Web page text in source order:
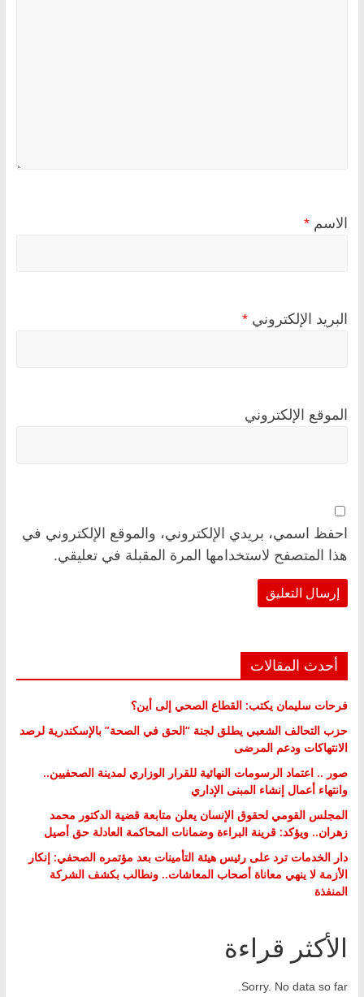
الاسم *
البريد الإلكتروني *
الموقع الإلكتروني
احفظ اسمي، بريدي الإلكتروني، والموقع الإلكتروني في
هذا المتصفح لاستخدامها المرة المقبلة في تعليقي.
أحدث المقالات
فرحات سليمان يكتب: القطاع الصحي إلى أين؟
حزب التحالف الشعبي يطلق لجنة “الحق في الصحة” بالإسكندرية لرصد
الانتهاكات ودعم المرضى
صور .. اعتماد الرسومات النهائية للقرار الوزاري لمدينة الصحفيين..
وانتهاء أعمال إنشاء المبنى الإداري
المجلس القومي لحقوق الإنسان يعلن متابعة قضية الدكتور محمد
زهران.. ويؤكد: قرينة البراءة وضمانات المحاكمة العادلة حق أصيل
دار الخدمات ترد على رئيس هيئة التأمينات بعد مؤتمره الصحفي: إنكار
الأزمة لا ينهي معاناة أصحاب المعاشات.. ونطالب بكشف الشركة
المنفذة
الأكثر قراءة
Sorry. No data so far.